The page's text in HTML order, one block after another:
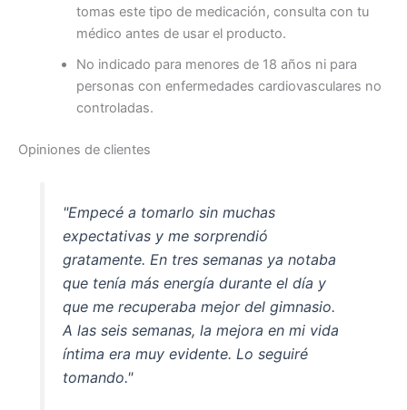
tomas este tipo de medicación, consulta con tu
médico antes de usar el producto.
No indicado para menores de 18 años ni para
personas con enfermedades cardiovasculares no
controladas.
Opiniones de clientes
"Empecé a tomarlo sin muchas
expectativas y me sorprendió
gratamente. En tres semanas ya notaba
que tenía más energía durante el día y
que me recuperaba mejor del gimnasio.
A las seis semanas, la mejora en mi vida
íntima era muy evidente. Lo seguiré
tomando."